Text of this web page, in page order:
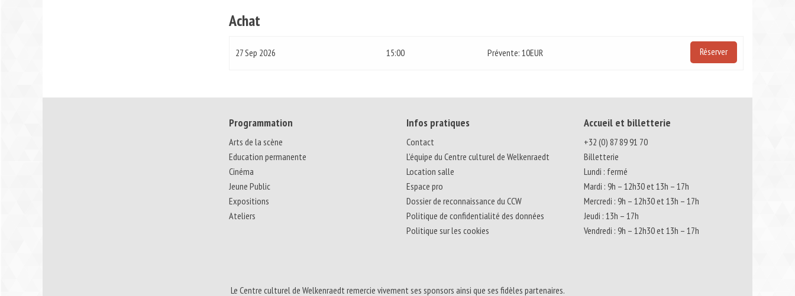
Achat
27 Sep 2026 15:00 Prévente: 10EUR Réserver
Programmation
Arts de la scène
Education permanente
Cinéma
Jeune Public
Expositions
Ateliers
Infos pratiques
Contact
L’équipe du Centre culturel de Welkenraedt
Location salle
Espace pro
Dossier de reconnaissance du CCW
Politique de confidentialité des données
Politique sur les cookies
Accueil et billetterie
+32 (0) 87 89 91 70
Billetterie
Lundi : fermé
Mardi : 9h – 12h30 et 13h – 17h
Mercredi : 9h – 12h30 et 13h – 17h
Jeudi : 13h – 17h
Vendredi : 9h – 12h30 et 13h – 17h
Le Centre culturel de Welkenraedt remercie vivement ses sponsors ainsi que ses fidèles partenaires.